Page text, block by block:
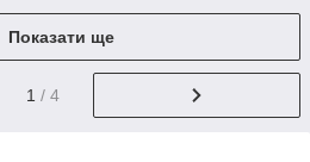
Показати ще
1 / 4